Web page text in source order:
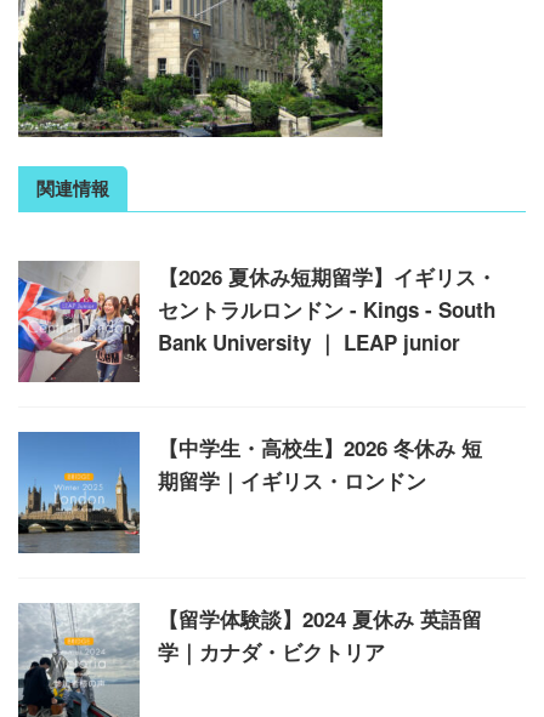
関連情報
【2026 夏休み短期留学】イギリス・
セントラルロンドン - Kings - South
Bank University ｜ LEAP junior
【中学生・高校生】2026 冬休み 短
期留学｜イギリス・ロンドン
【留学体験談】2024 夏休み 英語留
学｜カナダ・ビクトリア